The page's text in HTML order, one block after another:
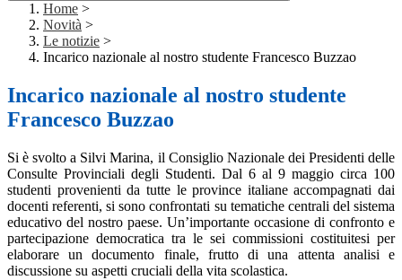
Home >
Novità >
Le notizie >
Incarico nazionale al nostro studente Francesco Buzzao
Incarico nazionale al nostro studente
Francesco Buzzao
Si è svolto a Silvi Marina, il Consiglio Nazionale dei Presidenti delle
Consulte Provinciali degli Studenti. Dal 6 al 9 maggio circa 100
studenti provenienti da tutte le province italiane accompagnati dai
docenti referenti, si sono confrontati su tematiche centrali del sistema
educativo del nostro paese. Un’importante occasione di confronto e
partecipazione democratica tra le sei commissioni costituitesi per
elaborare un documento finale, frutto di una attenta analisi e
discussione su aspetti cruciali della vita scolastica.